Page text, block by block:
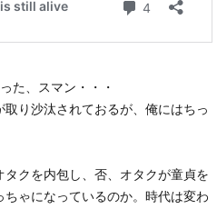
た、スマン・・・
り沙汰されておるが、俺にはちっ
クを内包し、否、オタクが童貞を
ゃになっているのか。時代は変わ